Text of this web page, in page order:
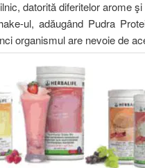
datorită diferitelor arome
ul, adăugând Pudra
organismul are nevoie de